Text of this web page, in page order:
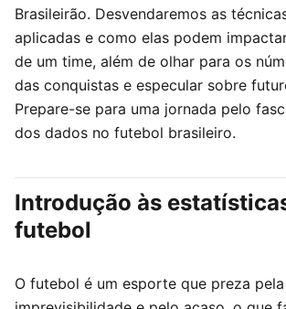
Brasileirão. Desvendaremos as
aplicadas e como elas podem
de um time, além de olhar para os
das conquistas e especular sobre
Prepare-se para uma jornada pelo
dos dados no futebol brasileiro.
Introdução às
futebol
O futebol é um esporte que preza pela